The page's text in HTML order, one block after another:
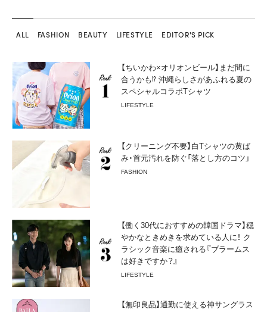
ALL FASHION BEAUTY LIFESTYLE EDITOR'S PICK
【ちいかわ×オリオンビール】まだ間に
合うかも⁉︎ 沖縄らしさがあふれる夏の
スペシャルコラボTシャツ
LIFESTYLE
【クリーニング不要】白Tシャツの黄ば
み・首元汚れを防ぐ「落とし方のコツ」
FASHION
【働く30代におすすめの韓国ドラマ】穏
やかなときめきを求めている人に！ ク
ラシック音楽に癒される『ブラームス
は好きですか？』
LIFESTYLE
【無印良品】通勤に使える神サングラス